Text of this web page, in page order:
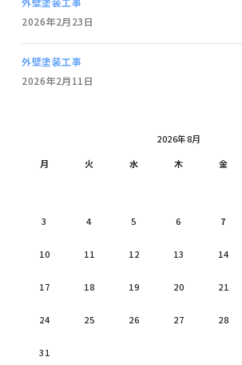
2026年2月23日
外壁塗装工事
2026年2月11日
2026年8月
月
火 水 木 金
3 4 5 6 7
10 11 12 13 14
17 18 19 20 21
24 25 26 27 28
31